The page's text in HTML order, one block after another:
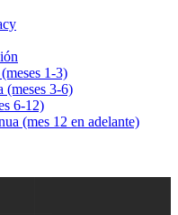
1-3)
(meses 3-6)
6-12)
(mes 12 en adelante)